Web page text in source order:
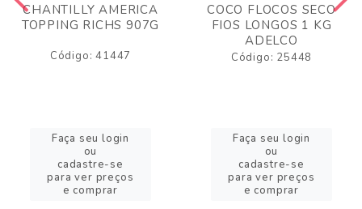
CHANTILLY AMERICA
TOPPING RICHS 907G
Código: 41447
Faça seu login
ou
cadastre-se
para ver preços
e comprar
COCO FLOCOS SECO
FIOS LONGOS 1 KG
ADELCO
Código: 25448
Faça seu login
ou
cadastre-se
para ver preços
e comprar